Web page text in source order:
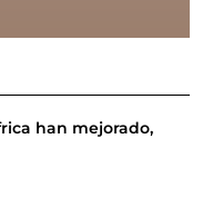
han mejorado,